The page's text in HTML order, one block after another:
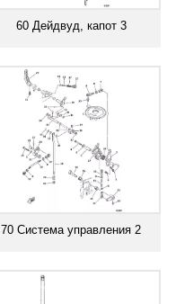
60 Дейдвуд, капот 3
70 Система управления 2